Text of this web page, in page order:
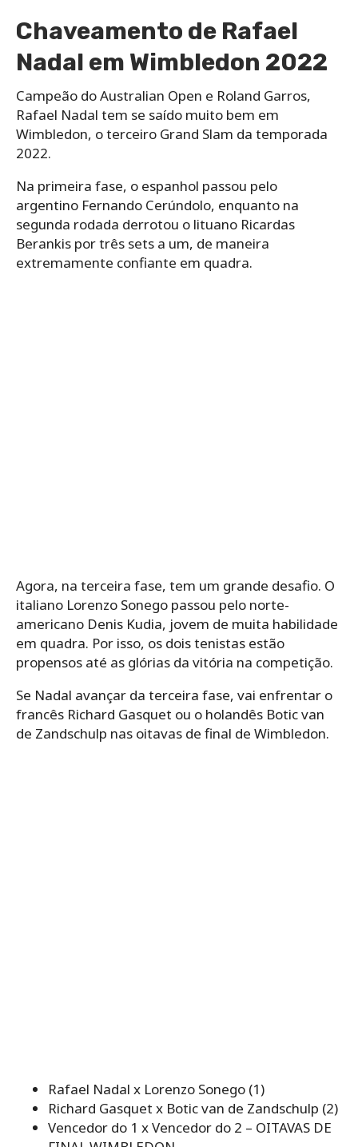
Chaveamento de Rafael
Nadal em Wimbledon 2022
Campeão do Australian Open e Roland Garros,
Rafael Nadal tem se saído muito bem em
Wimbledon, o terceiro Grand Slam da temporada
2022.
Na primeira fase, o espanhol passou pelo
argentino Fernando Cerúndolo, enquanto na
segunda rodada derrotou o lituano Ricardas
Berankis por três sets a um, de maneira
extremamente confiante em quadra.
Agora, na terceira fase, tem um grande desafio. O
italiano Lorenzo Sonego passou pelo norte-
americano Denis Kudia, jovem de muita habilidade
em quadra. Por isso, os dois tenistas estão
propensos até as glórias da vitória na competição.
Se Nadal avançar da terceira fase, vai enfrentar o
francês Richard Gasquet ou o holandês Botic van
de Zandschulp nas oitavas de final de Wimbledon.
Rafael Nadal x Lorenzo Sonego (1)
Richard Gasquet x Botic van de Zandschulp (2)
Vencedor do 1 x Vencedor do 2 – OITAVAS DE